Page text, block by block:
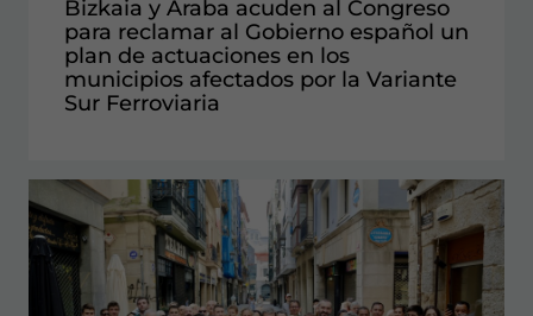
Bizkaia y Araba acuden al Congreso
para reclamar al Gobierno español un
plan de actuaciones en los
municipios afectados por la Variante
Sur Ferroviaria